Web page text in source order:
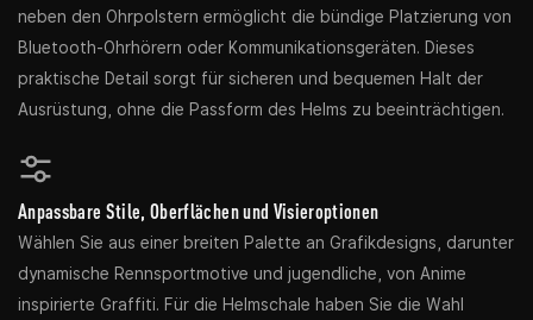
neben den Ohrpolstern ermöglicht die bündige Platzierung von
Bluetooth-Ohrhörern oder Kommunikationsgeräten. Dieses
praktische Detail sorgt für sicheren und bequemen Halt der
Ausrüstung, ohne die Passform des Helms zu beeinträchtigen.
Anpassbare Stile, Oberflächen und Visieroptionen
Wählen Sie aus einer breiten Palette an Grafikdesigns, darunter
dynamische Rennsportmotive und jugendliche, von Anime
inspirierte Graffiti. Für die Helmschale haben Sie die Wahl